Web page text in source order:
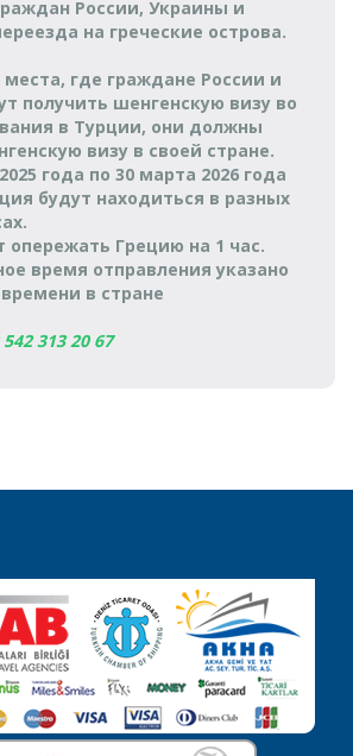
России, Украины и
на греческие острова.
где граждане России и
получить шенгенскую визу во
в Турции, они должны
визу в своей стране.
года по 30 марта 2026 года
будут находиться в разных
опережать Грецию на 1 час.
время отправления указано
в стране
313 20 67